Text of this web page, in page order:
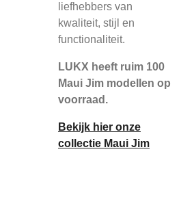
liefhebbers van
kwaliteit, stijl en
functionaliteit.
LUKX heeft ruim 100
Maui Jim modellen op
voorraad.
Bekijk hier onze
collectie Maui Jim